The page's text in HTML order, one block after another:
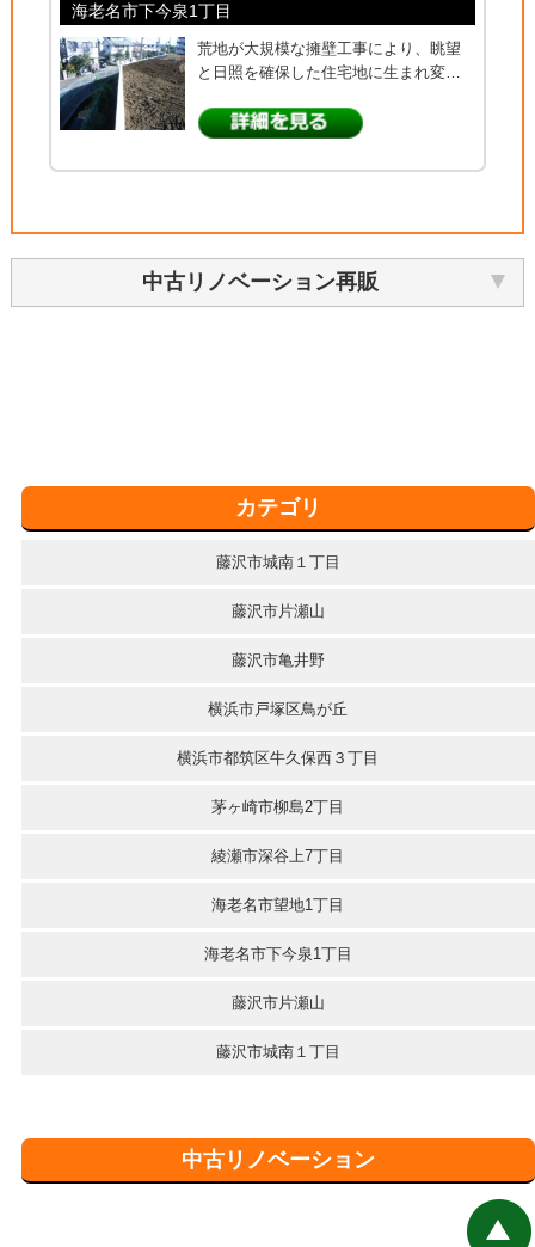
海老名市下今泉1丁目
荒地が大規模な擁壁工事により、眺望
と日照を確保した住宅地に生まれ変…
中古リノベーション再販
カテゴリ
藤沢市城南１丁目
藤沢市片瀬山
藤沢市亀井野
横浜市戸塚区鳥が丘
横浜市都筑区牛久保西３丁目
茅ヶ崎市柳島2丁目
綾瀬市深谷上7丁目
海老名市望地1丁目
海老名市下今泉1丁目
藤沢市片瀬山
藤沢市城南１丁目
中古リノベーション